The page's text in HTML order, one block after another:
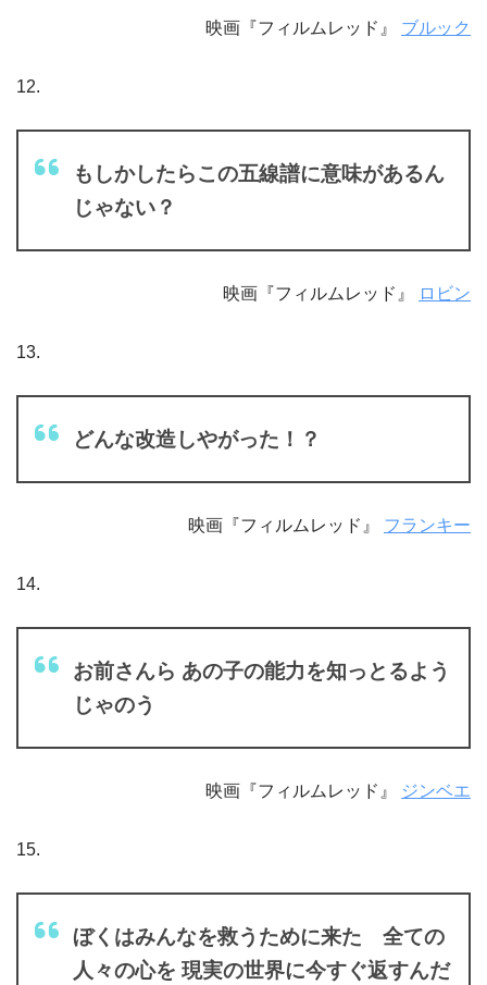
映画『フィルムレッド』 ブルック
12.
もしかしたらこの五線譜に意味があるん
じゃない？
映画『フィルムレッド』 ロビン
13.
どんな改造しやがった！？
映画『フィルムレッド』 フランキー
14.
お前さんら あの子の能力を知っとるよう
じゃのう
映画『フィルムレッド』 ジンベエ
15.
ぼくはみんなを救うために来た 全ての
人々の心を 現実の世界に今すぐ返すんだ